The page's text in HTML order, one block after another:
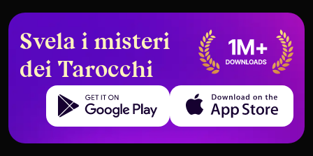
Svela i misteri
dei Tarocchi
Get it on Google Play Download on the App Store